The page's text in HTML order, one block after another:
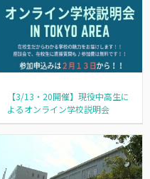
【3/13・20開催】現役中高生に
よるオンライン学校説明会